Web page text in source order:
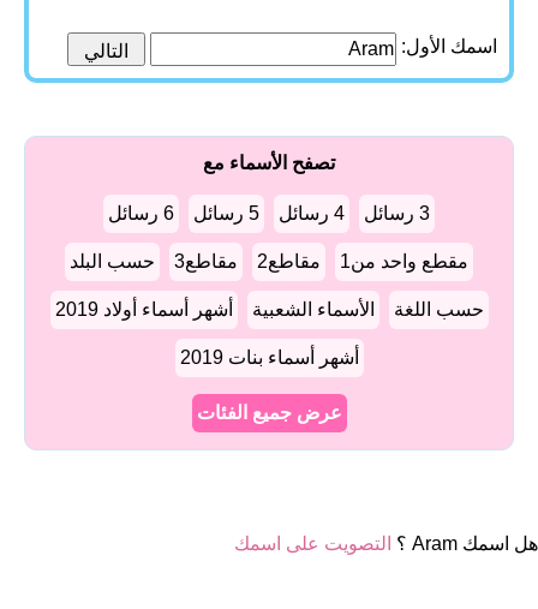
اسمك الأول:
تصفح الأسماء مع
3 رسائل 4 رسائل 5 رسائل 6 رسائل
مقطع واحد من1 مقاطع2 مقاطع3 حسب البلد
حسب اللغة الأسماء الشعبية أشهر أسماء أولاد 2019
أشهر أسماء بنات 2019
عرض جميع الفئات
هل اسمك Aram ؟ التصويت على اسمك